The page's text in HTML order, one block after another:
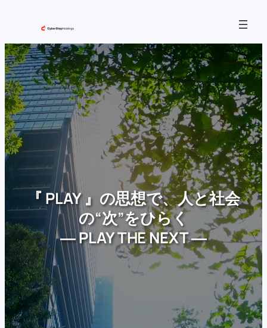
を
ス
キ
ッ
プ
『 PLAY 』の思想で、人と社会
の“次”をひらく
― PLAY THE NEXT ―